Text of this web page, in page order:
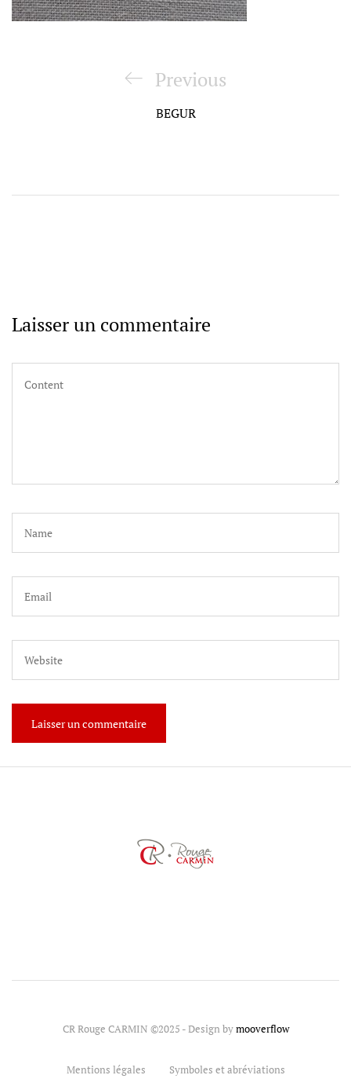
Previous
Post
Previous
BEGUR
Laisser un commentaire
CR Rouge CARMIN ©2025 - Design bymooverflow
Mentions légales Symboles et abréviations